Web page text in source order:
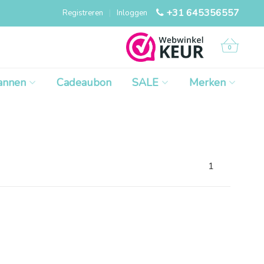
+31 645356557
Inloggen
|
Registreren
0
Cadeaubon SALE Merken
1